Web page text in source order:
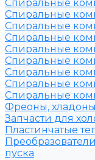
Спиральные
Спиральные
Спиральные
Спиральные
Спиральные
Спиральные
Спиральные
Спиральные
Спиральные
Фреоны,
Запчасти для
Пластинчатые
пуска